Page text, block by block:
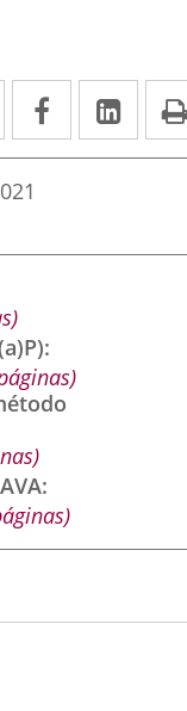
Twitter
Enlace Facebook
Enlace
a
externa.
a